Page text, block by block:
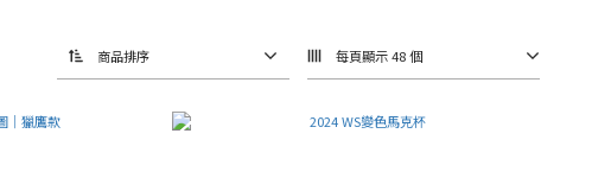
商品排序 每頁顯示 48 個